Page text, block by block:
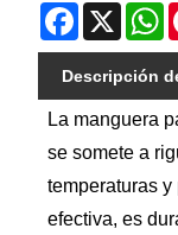
Facebook
X
Descripción
La manguera
se somete a
temperaturas
efectiva, es